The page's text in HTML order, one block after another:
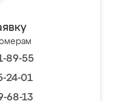
89-55
24-01
68-13